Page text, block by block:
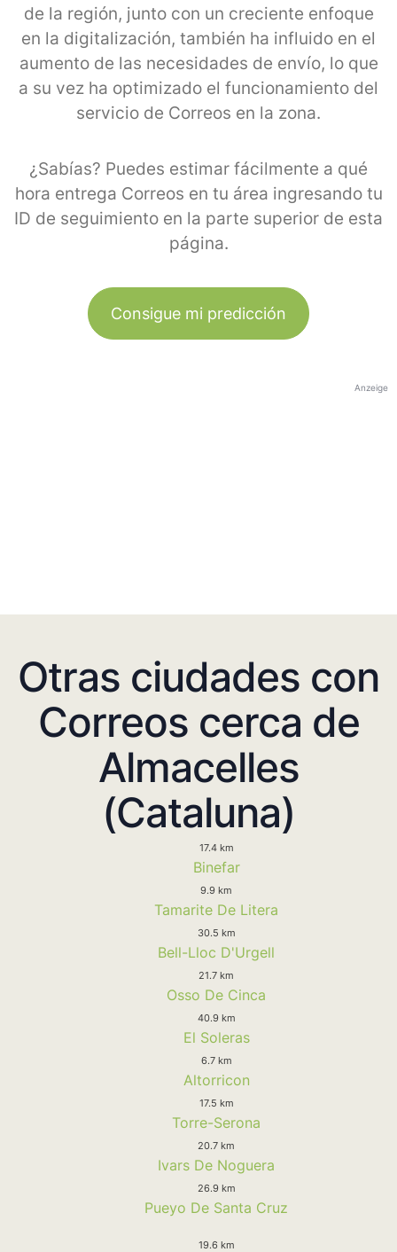
de la región, junto con un creciente enfoque
en la digitalización, también ha influido en el
aumento de las necesidades de envío, lo que
a su vez ha optimizado el funcionamiento del
servicio de Correos en la zona.
¿Sabías? Puedes estimar fácilmente a qué
hora entrega Correos en tu área ingresando tu
ID de seguimiento en la parte superior de esta
página.
Consigue mi predicción
Anzeige
Otras ciudades con
Correos cerca de
Almacelles
(Cataluna)
17.4 km
Binefar
9.9 km
Tamarite De Litera
30.5 km
Bell-Lloc D'Urgell
21.7 km
Osso De Cinca
40.9 km
El Soleras
6.7 km
Altorricon
17.5 km
Torre-Serona
20.7 km
Ivars De Noguera
26.9 km
Pueyo De Santa Cruz
19.6 km